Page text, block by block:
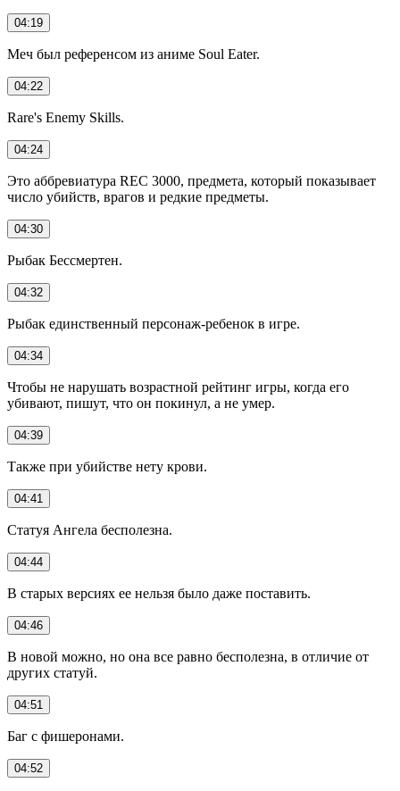
04:19
Меч был референсом из аниме Soul Eater.
04:22
Rare's Enemy Skills.
04:24
Это аббревиатура REC 3000, предмета, который показывает
число убийств, врагов и редкие предметы.
04:30
Рыбак Бессмертен.
04:32
Рыбак единственный персонаж-ребенок в игре.
04:34
Чтобы не нарушать возрастной рейтинг игры, когда его
убивают, пишут, что он покинул, а не умер.
04:39
Также при убийстве нету крови.
04:41
Статуя Ангела бесполезна.
04:44
В старых версиях ее нельзя было даже поставить.
04:46
В новой можно, но она все равно бесполезна, в отличие от
других статуй.
04:51
Баг с фишеронами.
04:52